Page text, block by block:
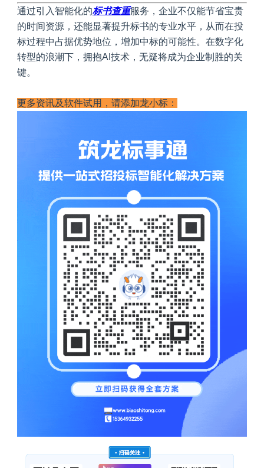
通过引入智能化的标书查重服务，企业不仅能节省宝贵
的时间资源，还能显著提升标书的专业水平，从而在投
标过程中占据优势地位，增加中标的可能性。在数字化
转型的浪潮下，拥抱AI技术，无疑将成为企业制胜的关
键。
更多资讯及软件试用，请添加龙小标：